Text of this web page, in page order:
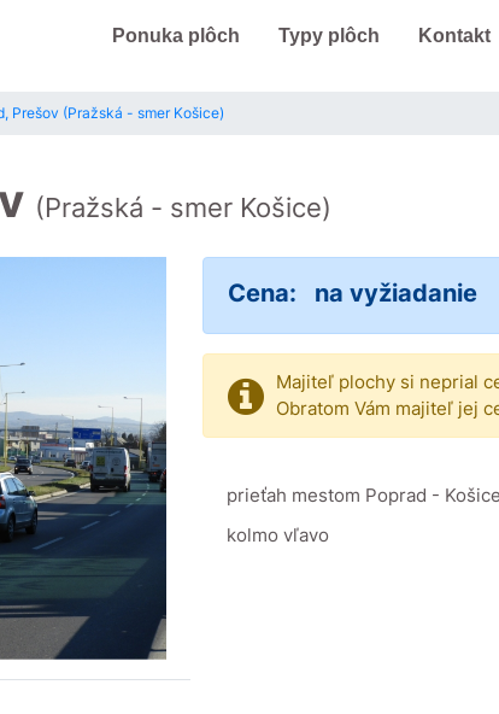
Ponuka plôch Typy plôch Kontakt
Prešov (Pražská - smer Košice)
(Pražská - smer Košice)
Cena: na vyžiadanie
Majiteľ plochy si neprial
Obratom Vám majiteľ jej
prieťah mestom Poprad -
kolmo vľavo